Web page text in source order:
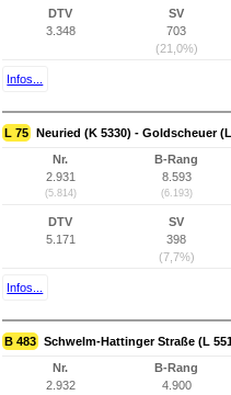
DTV
3.348
SV
703
(21,0%)
Infos...
L 75 Neuried (K 5330) - Goldscheuer
Nr.
2.931
(5.814)
B-Rang
8.593
(6.193)
DTV
5.171
SV
398
(7,7%)
Infos...
B 483 Schwelm-Hattinger Straße (L
Nr.
2.932
B-Rang
4.900